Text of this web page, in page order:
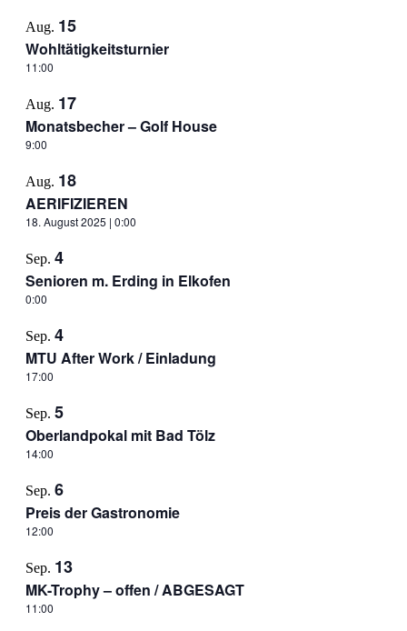
Aug. 15
Wohltätigkeitsturnier
11:00
Aug. 17
Monatsbecher – Golf House
9:00
Aug. 18
AERIFIZIEREN
18. August 2025 | 0:00
Sep. 4
Senioren m. Erding in Elkofen
0:00
Sep. 4
MTU After Work / Einladung
17:00
Sep. 5
Oberlandpokal mit Bad Tölz
14:00
Sep. 6
Preis der Gastronomie
12:00
Sep. 13
MK-Trophy – offen / ABGESAGT
11:00